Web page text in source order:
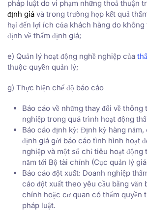
pháp luật do vi phạm những thoả thuận
định giá và trong trường hợp kết quả
hại đến lợi ích của khách hàng do
định về thẩm định giá;
e) Quản lý hoạt động nghề nghiệp của
thuộc quyền quản lý;
g) Thực hiện chế độ báo cáo
Báo cáo về những thay đổi về thông
nghiệp trong quá trình hoạt động
Báo cáo định kỳ: Định kỳ hàng năm,
định giá gửi báo cáo tình hình hoạt
nghiệp và một số chỉ tiêu hoạt động
năm tới Bộ tài chính (Cục quản lý
Báo cáo đột xuất: Doanh nghiệp
cáo đột xuất theo yêu cầu bằng văn
chính hoặc cơ quan có thẩm quyền
pháp luật.